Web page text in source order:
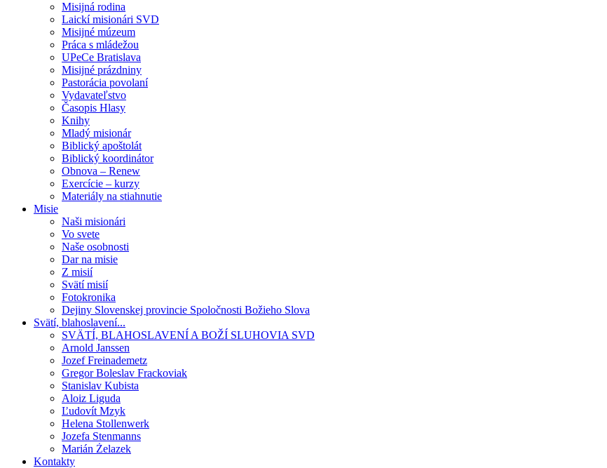
Misijná rodina
Laickí misionári SVD
Misijné múzeum
Práca s mládežou
UPeCe Bratislava
Misijné prázdniny
Pastorácia povolaní
Vydavateľstvo
Časopis Hlasy
Knihy
Mladý misionár
Biblický apoštolát
Biblický koordinátor
Obnova – Renew
Exercície – kurzy
Materiály na stiahnutie
Misie
Naši misionári
Vo svete
Naše osobnosti
Dar na misie
Z misií
Svätí misií
Fotokronika
Dejiny Slovenskej provincie Spoločnosti Božieho Slova
Svätí, blahoslavení...
SVÄTÍ, BLAHOSLAVENÍ A BOŽÍ SLUHOVIA SVD
Arnold Janssen
Jozef Freinademetz
Gregor Boleslav Frackoviak
Stanislav Kubista
Aloiz Liguda
Ľudovít Mzyk
Helena Stollenwerk
Jozefa Stenmanns
Marián Żelazek
Kontakty